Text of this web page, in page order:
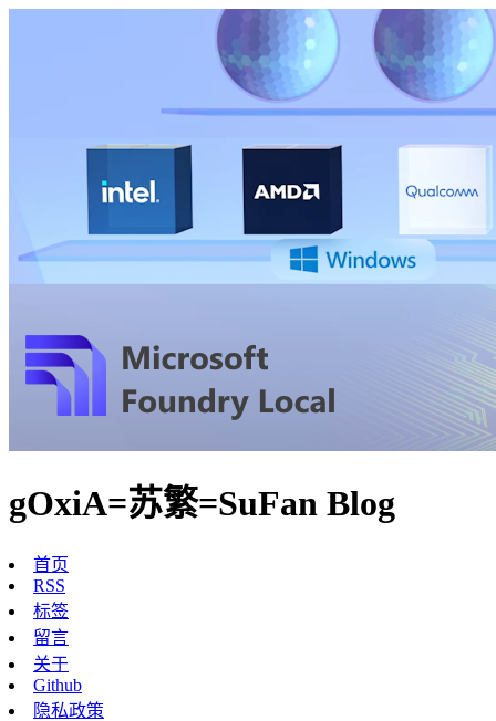
gOxiA=苏繁=SuFan Blog
首页
RSS
标签
留言
关于
Github
隐私政策